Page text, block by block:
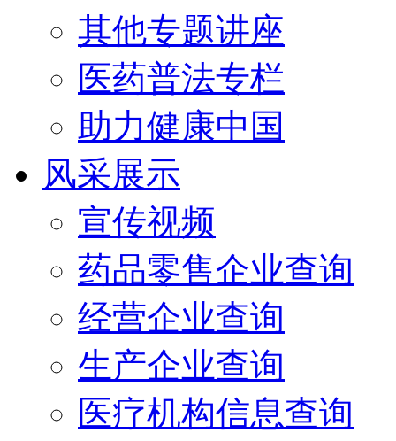
其他专题讲座
医药普法专栏
助力健康中国
风采展示
宣传视频
药品零售企业查询
经营企业查询
生产企业查询
医疗机构信息查询